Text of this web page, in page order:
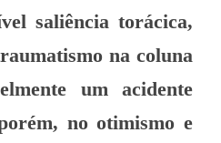
saliência torácica,
na coluna
um acidente
no otimismo e